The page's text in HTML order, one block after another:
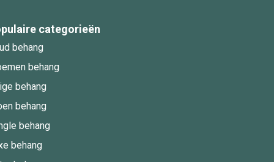
categorieën
behang
behang
behang
behang
behang
behang